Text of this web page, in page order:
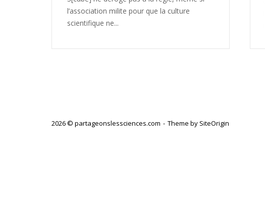
l’association milite pour que la culture
scientifique ne...
2026 © partageonslessciences.com Theme by SiteOrigin